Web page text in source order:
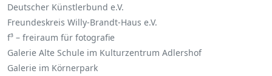
Deutscher Künstlerbund e.V.
Freundeskreis Willy-Brandt-Haus e.V.
f³ – freiraum für fotografie
Galerie Alte Schule im Kulturzentrum Adlershof
Galerie im Körnerpark